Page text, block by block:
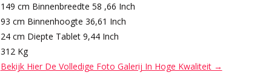
149 cm Binnenbreedte 58 ,66 Inch
93 cm Binnenhoogte 36,61 Inch
24 cm Diepte Tablet 9,44 Inch
312 Kg
Bekijk Hier De Volledige Foto Galerij In Hoge Kwaliteit →